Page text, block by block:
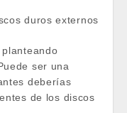
ser una
deberías
de los discos